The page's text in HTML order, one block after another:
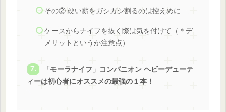
その② 硬い薪をガシガシ割るのは控えめに…
ケースからナイフを抜く際は気を付けて（＊デ
メリットというか注意点）
「モーラナイフ」コンパニオン ヘビーデューテ
ィーは初心者にオススメの最強の１本！